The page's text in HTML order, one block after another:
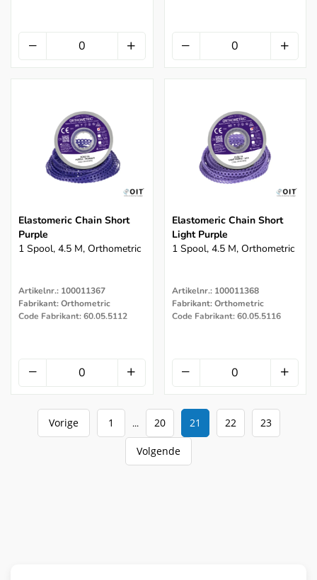
Elastomeric Chain Short
Purple
1 Spool, 4.5 M, Orthometric
Artikelnr.: 100011367
Fabrikant: Orthometric
Code Fabrikant: 60.05.5112
Elastomeric Chain Short
Light Purple
1 Spool, 4.5 M, Orthometric
Artikelnr.: 100011368
Fabrikant: Orthometric
Code Fabrikant: 60.05.5116
Vorige 1 ... 20 21 22 23
Volgende